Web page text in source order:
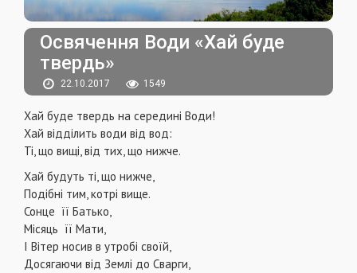
Освячення Води «Хай буде
твердь»
22.10.2017 1549
Хай буде твердь на середині Води!
Хай відділить води від вод:
Ті, що вищі, від тих, що нижче.
Хай будуть ті, що нижче,
Подібні тим, котрі вище.
Сонце її Батько,
Місяць її Мати,
І Вітер носив в утробі своїй,
Досягаючи від Землі до Сварги,